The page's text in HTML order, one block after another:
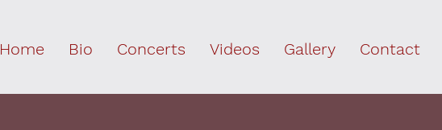
Home Bio Concerts Videos Gallery Contact